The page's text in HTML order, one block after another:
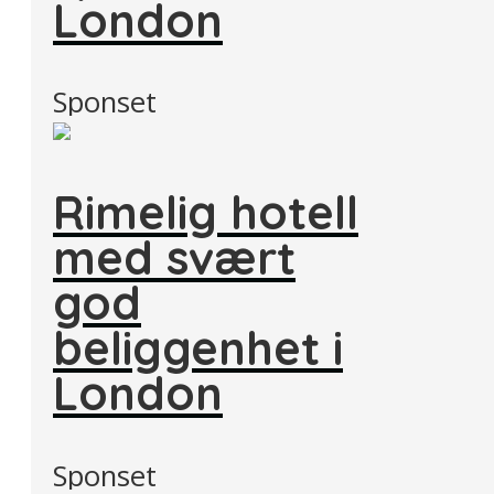
London
Sponset
Rimelig hotell
med svært
god
beliggenhet i
London
Sponset